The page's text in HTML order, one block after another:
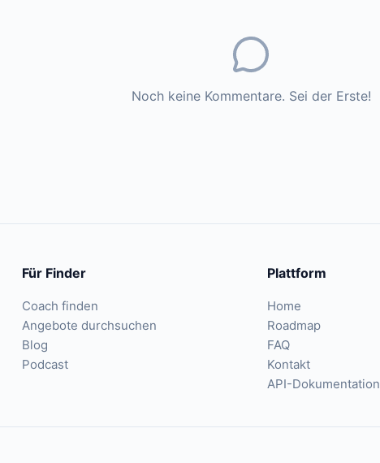
Noch keine Kommentare. Sei der Erste!
Für Finder
Coach finden
Angebote durchsuchen
Blog
Podcast
Plattform
Home
Roadmap
FAQ
Kontakt
API-Dokumentation